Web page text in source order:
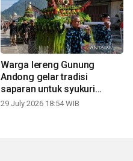
Warga lereng Gunung
Andong gelar tradisi
saparan untuk syukuri
panen
29 July 2026 18:54 WIB